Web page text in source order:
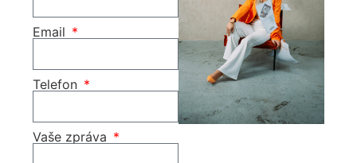
Email
Telefon
Vaše zpráva